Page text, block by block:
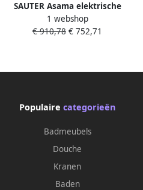
SAUTER Asama elektrische
radiator 55x103.2cm
connected 500watt verticaal
1 webshop
€ 910,78 € 752,71
Populaire categorieën
Badmeubels
Douche
Kranen
Baden